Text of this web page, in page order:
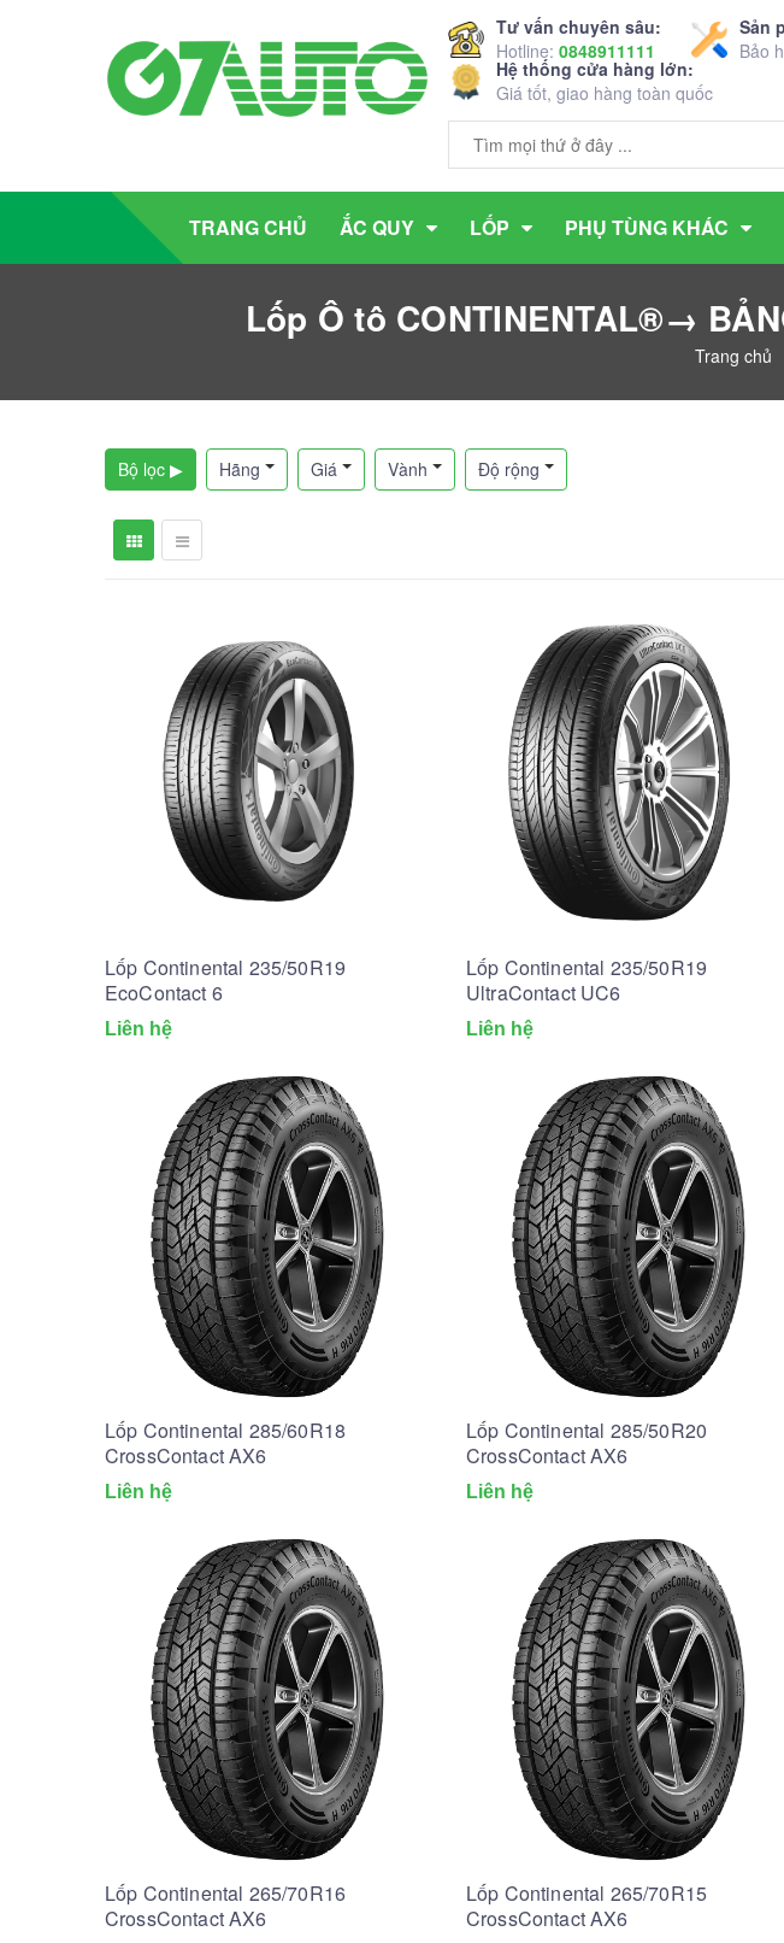
Tư vấn chuyên sâu:
Hotline: 0848911111
Sản
Bảo
Hệ thống cửa hàng lớn:
Giá tốt, giao hàng toàn quốc
TRANG CHỦ ẮC QUY LỐP PHỤ TÙNG KHÁC
Lốp Ô tô CONTINENTAL®→
Trang chủ
Bộ lọc ▶ Hãng Giá Vành Độ rộng
Lốp Continental 235/50R19
EcoContact 6
Liên hệ
Lốp Continental 235/50R19
UltraContact UC6
Liên hệ
Lốp Continental 285/60R18
CrossContact AX6
Liên hệ
Lốp Continental 285/50R20
CrossContact AX6
Liên hệ
Lốp Continental 265/70R16
CrossContact AX6
Lốp Continental 265/70R15
CrossContact AX6